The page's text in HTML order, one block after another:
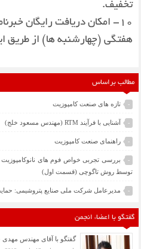
تخفیف.
10- امكان دریافت رایگان
هفتگی (چهارشنبه ها) از طریق
مطالب براساس
- تازه های صنعت کامپوزیت
- آشنایی با فرآیند RTM (مهندس مسعود خلج)
- راهنمای صنعت کامپوزیت
-
بررسی تجربی خواص فوم های نانوکامپوزیت
توسط روش تاگوچی (قسمت اول)
- مدیرعامل شرکت ملی صنایع پتروشیمی:
گفتگو با اعضاء انجمن
گفتگو با آقای مهندس مهدی